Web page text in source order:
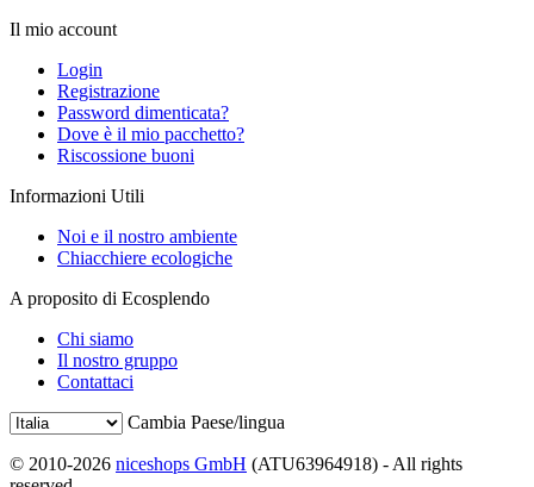
Il mio account
Login
Registrazione
Password dimenticata?
Dove è il mio pacchetto?
Riscossione buoni
Informazioni Utili
Noi e il nostro ambiente
Chiacchiere ecologiche
A proposito di Ecosplendo
Chi siamo
Il nostro gruppo
Contattaci
Cambia Paese/lingua
© 2010-2026 niceshops GmbH (ATU63964918) - All rights